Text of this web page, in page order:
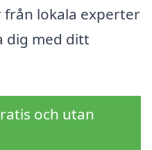
lokala experter
dig med ditt
och utan